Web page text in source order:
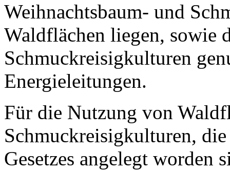
Weihnachtsbaum- und
Waldflächen liegen, sowie
Schmuckreisigkulturen
Energieleitungen.
Für die Nutzung von
Schmuckreisigkulturen,
Gesetzes angelegt worden